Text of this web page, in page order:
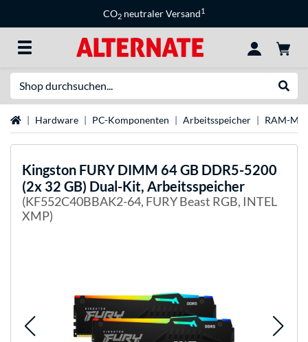
CO2 neutraler Versand1
StartseiteHardware PC-Komponenten Arbeitsspeicher RAM-
Kingston FURY DIMM 64 GB DDR5-5200
(2x 32 GB) Dual-Kit, Arbeitsspeicher
(KF552C40BBAK2-64, FURY Beast RGB, INTEL
XMP)